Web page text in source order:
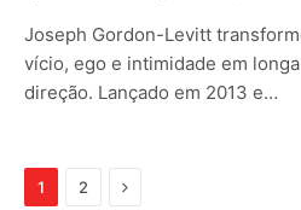
Joseph Gordon-Levitt
vício, ego e intimidade em
direção. Lançado em 2013 e…
1 2 Next